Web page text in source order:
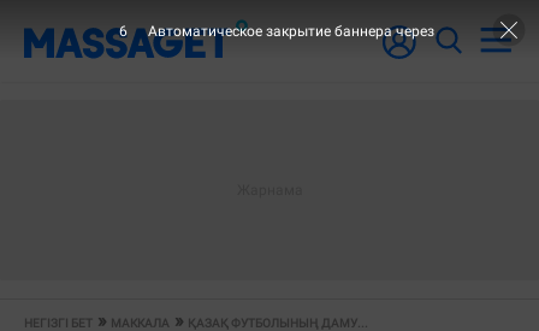
НЕГІЗГІ БЕТ МАККАЛА ҚАЗАҚ ФУТБОЛЫНЫҢ ДАМУ...
5 Автоматическое закрытие баннера через